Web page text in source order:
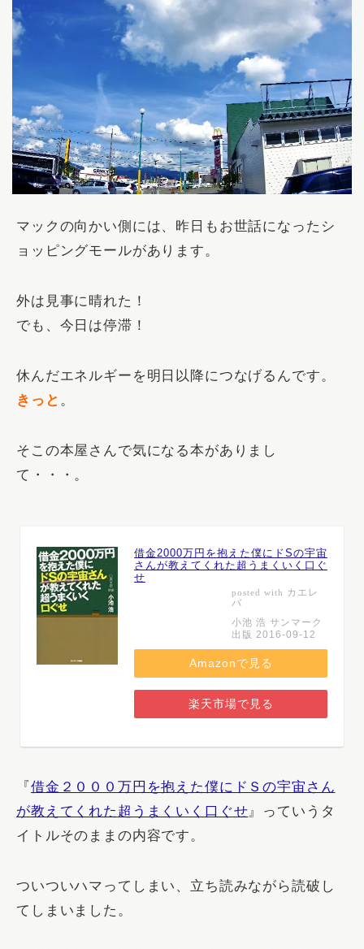
マックの向かい側には、昨日もお世話になったシ
ョッピングモールがあります。
外は見事に晴れた！
でも、今日は停滞！
休んだエネルギーを明日以降につなげるんです。
きっと 。
そこの本屋さんで気になる本がありまし
て・・・。
借金2000万円を抱えた僕にドSの宇宙
さんが教えてくれた超うまくいく口ぐ
せ
posted with カエレ
バ
小池 浩 サンマーク
出版 2016-09-12
Amazonで見る
楽天市場で見る
『借金２０００万円を抱えた僕にドＳの宇宙さん
が教えてくれた超うまくいく口ぐせ 』っていうタ
イトルそのままの内容です。
ついついハマってしまい、立ち読みながら読破し
てしまいました。